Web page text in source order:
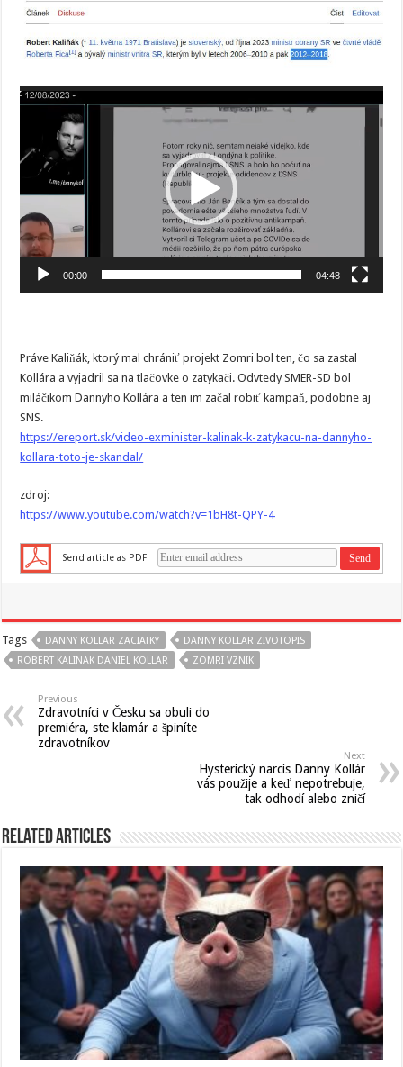
Video
prehrávač
00:00 04:48
Práve Kaliňák, ktorý mal chrániť projekt Zomri bol ten, čo sa zastal
Kollára a vyjadril sa na tlačovke o zatykači. Odvtedy SMER-SD bol
miláčikom Dannyho Kollára a ten im začal robiť kampaň, podobne aj
SNS.
https://ereport.sk/video-exminister-kalinak-k-zatykacu-na-dannyho-
kollara-toto-je-skandal/
zdroj:
https://www.youtube.com/watch?v=1bH8t-QPY-4
Send article as PDF
Tags DANNY KOLLAR ZACIATKY
DANNY KOLLAR ZIVOTOPIS
ROBERT KALINAK DANIEL KOLLAR
ZOMRI VZNIK
Previous
Zdravotníci v Česku sa obuli do
premiéra, ste klamár a špiníte
zdravotníkov
Next
Hysterický narcis Danny Kollár
vás použije a keď nepotrebuje,
tak odhodí alebo zničí
Related Articles